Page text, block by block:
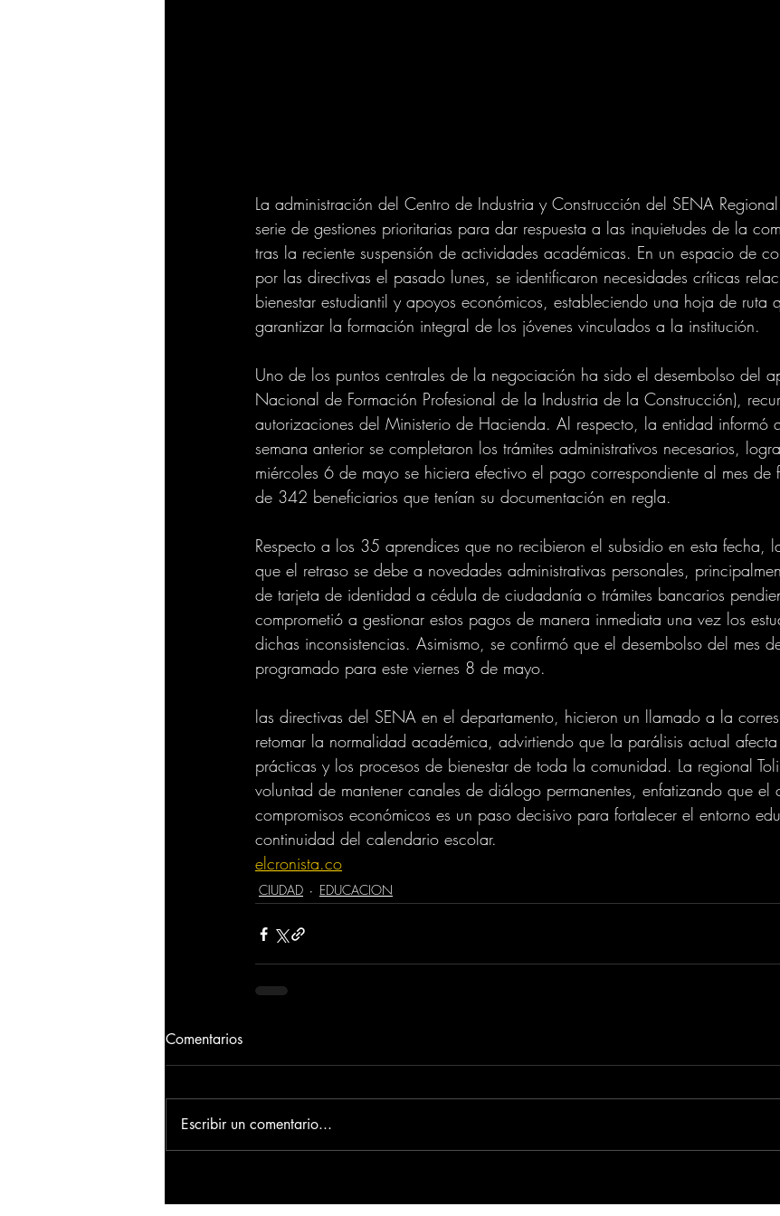
La administración del Centro de Industria y Construcción del SENA
serie de gestiones prioritarias para dar respuesta a las inquietudes de la
tras la reciente suspensión de actividades académicas. En un espacio de
por las directivas el pasado lunes, se identificaron necesidades críticas
bienestar estudiantil y apoyos económicos, estableciendo una hoja de ruta
garantizar la formación integral de los jóvenes vinculados a la institución.
Uno de los puntos centrales de la negociación ha sido el desembolso del
Nacional de Formación Profesional de la Industria de la Construcción),
autorizaciones del Ministerio de Hacienda. Al respecto, la entidad informó
semana anterior se completaron los trámites administrativos necesarios,
miércoles 6 de mayo se hiciera efectivo el pago correspondiente al mes de
de 342 beneficiarios que tenían su documentación en regla.
Respecto a los 35 aprendices que no recibieron el subsidio en esta fecha,
que el retraso se debe a novedades administrativas personales,
de tarjeta de identidad a cédula de ciudadanía o trámites bancarios
comprometió a gestionar estos pagos de manera inmediata una vez los
dichas inconsistencias. Asimismo, se confirmó que el desembolso del mes
programado para este viernes 8 de mayo.
las directivas del SENA en el departamento, hicieron un llamado a la
retomar la normalidad académica, advirtiendo que la parálisis actual afecta
prácticas y los procesos de bienestar de toda la comunidad. La regional
voluntad de mantener canales de diálogo permanentes, enfatizando que el
compromisos económicos es un paso decisivo para fortalecer el entorno
continuidad del calendario escolar.
elcronista.co
CIUDAD EDUCACION
Comentarios
Escribir un comentario...